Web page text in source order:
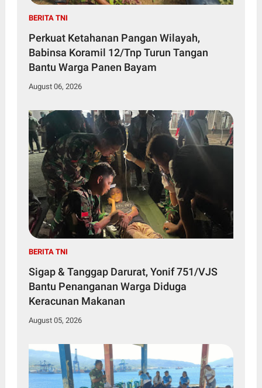
BERITA TNI
Perkuat Ketahanan Pangan Wilayah,
Babinsa Koramil 12/Tnp Turun Tangan
Bantu Warga Panen Bayam
August 06, 2026
BERITA TNI
Sigap & Tanggap Darurat, Yonif 751/VJS
Bantu Penanganan Warga Diduga
Keracunan Makanan
August 05, 2026